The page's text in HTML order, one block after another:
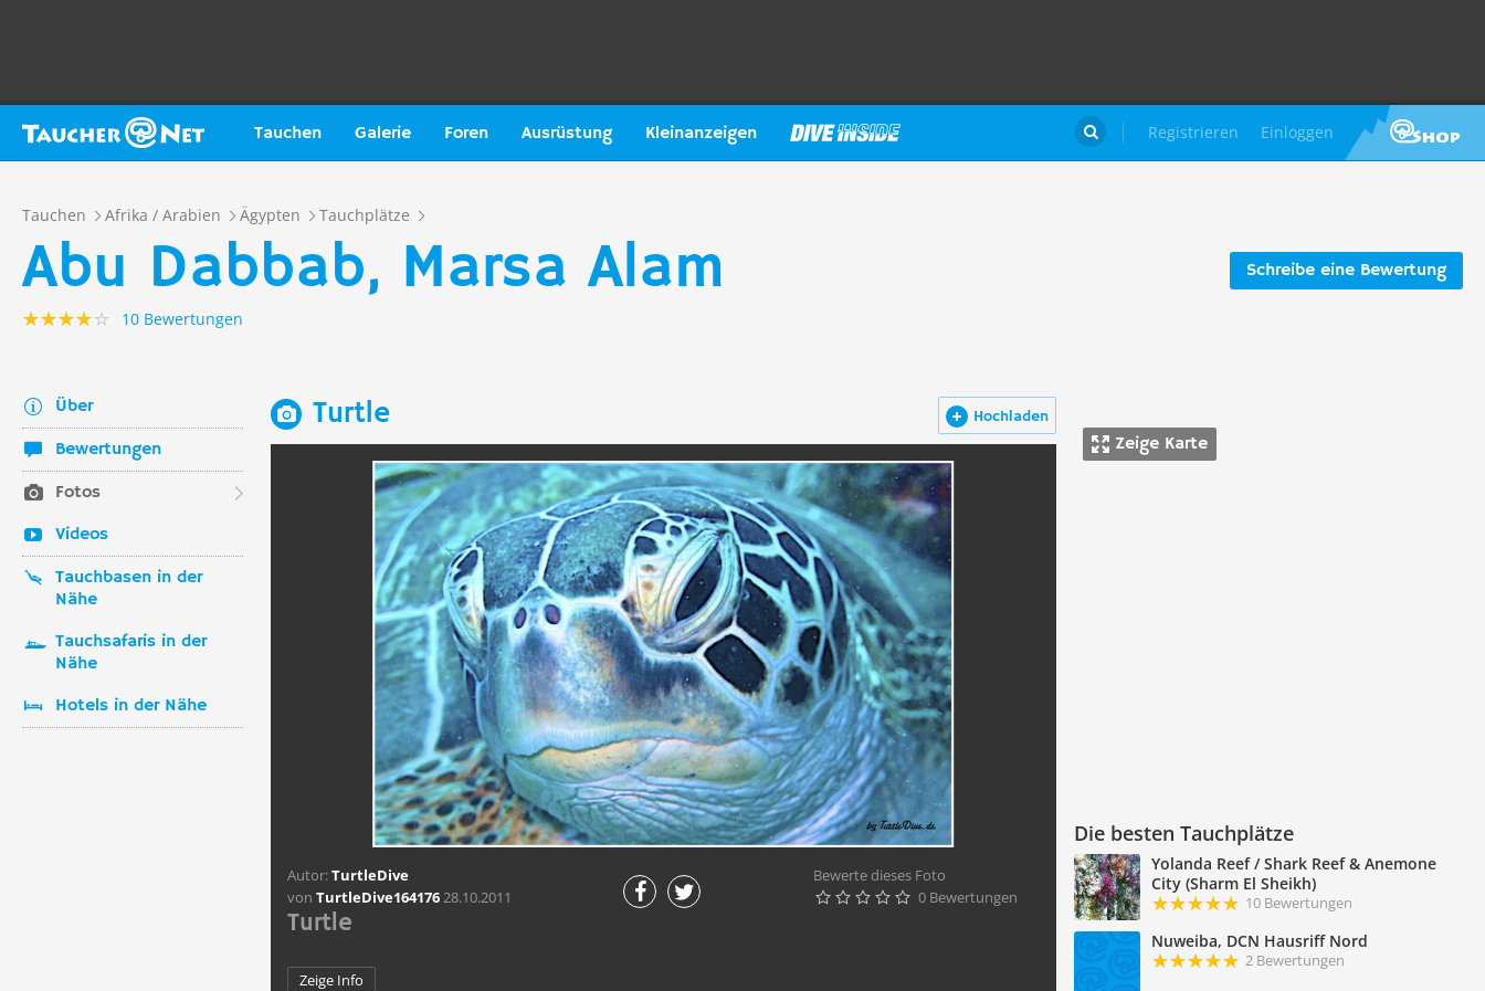
Tauchen Galerie Foren Ausrüstung Kleinanzeigen Registrieren Einloggen

Tauchen Afrika / Arabien Ägypten Tauchplätze
Schreibe eine Bewertung
Abu Dabbab, Marsa Alam
10 Bewertungen
Über
Bewertungen
Fotos
Videos
Tauchbasen in der
Nähe
Tauchsafaris in der
Nähe
Hotels in der Nähe
Zeige Karte
Die besten Tauchplätze
Yolanda Reef / Shark Reef & Anemone
City (Sharm El Sheikh)
10 Bewertungen
Nuweiba, DCN Hausriff Nord
2 Bewertungen
Hochladen
Turtle
Autor:TurtleDive
von TurtleDive16417628.10.2011
Bewerte dieses Foto
     0 Bewertungen
Turtle
Zeige Info